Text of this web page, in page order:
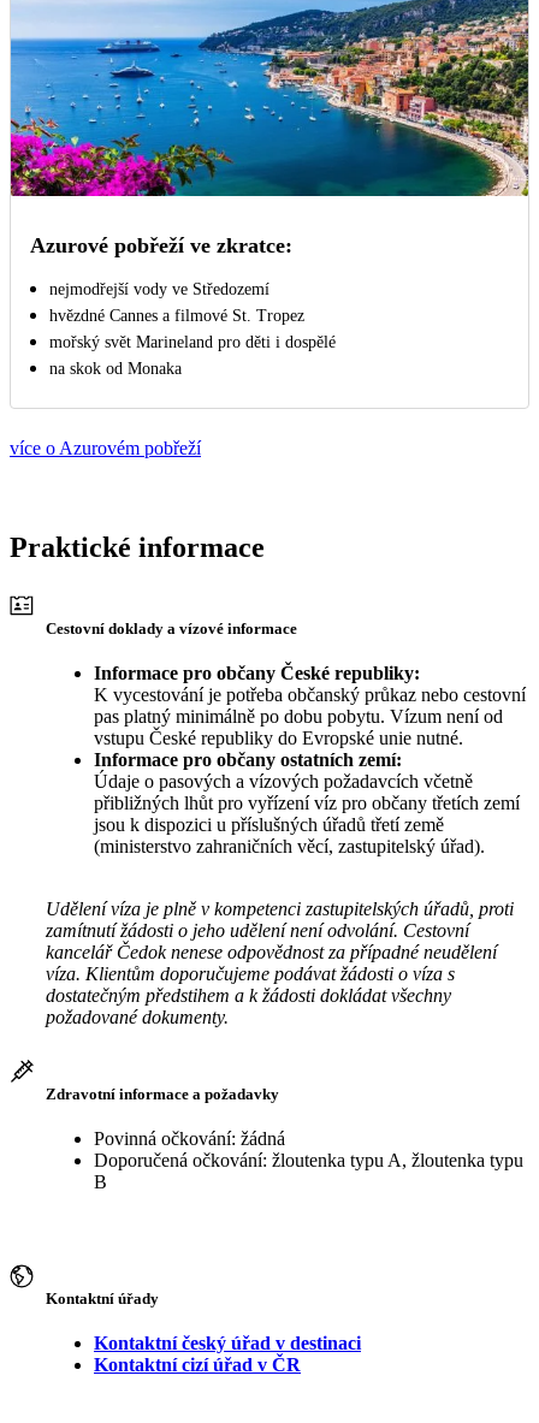
Azurové pobřeží ve zkratce:
nejmodřejší vody ve Středozemí
hvězdné Cannes a filmové St. Tropez
mořský svět Marineland pro děti i dospělé
na skok od Monaka
více o Azurovém pobřeží
Praktické informace
Cestovní doklady a vízové informace
Informace pro občany České republiky:
K vycestování je potřeba občanský průkaz nebo cestovní
pas platný minimálně po dobu pobytu. Vízum není od
vstupu České republiky do Evropské unie nutné.
Informace pro občany ostatních zemí:
Údaje o pasových a vízových požadavcích včetně
přibližných lhůt pro vyřízení víz pro občany třetích zemí
jsou k dispozici u příslušných úřadů třetí země
(ministerstvo zahraničních věcí, zastupitelský úřad).
Udělení víza je plně v kompetenci zastupitelských úřadů, proti
zamítnutí žádosti o jeho udělení není odvolání. Cestovní
kancelář Čedok nenese odpovědnost za případné neudělení
víza. Klientům doporučujeme podávat žádosti o víza s
dostatečným předstihem a k žádosti dokládat všechny
požadované dokumenty.
Zdravotní informace a požadavky
Povinná očkování: žádná
Doporučená očkování: žloutenka typu A, žloutenka typu
B
Kontaktní úřady
Kontaktní český úřad v destinaci
Kontaktní cizí úřad v ČR